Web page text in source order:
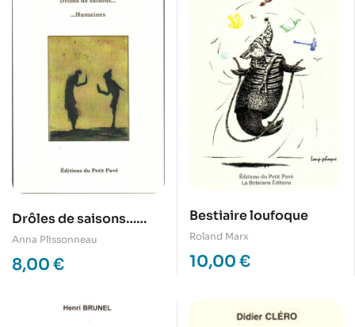
Drôles de saisons…
Humaines
Anna Plissonneau
8,00 €
Bestiaire loufoque
Roland Marx
10,00 €